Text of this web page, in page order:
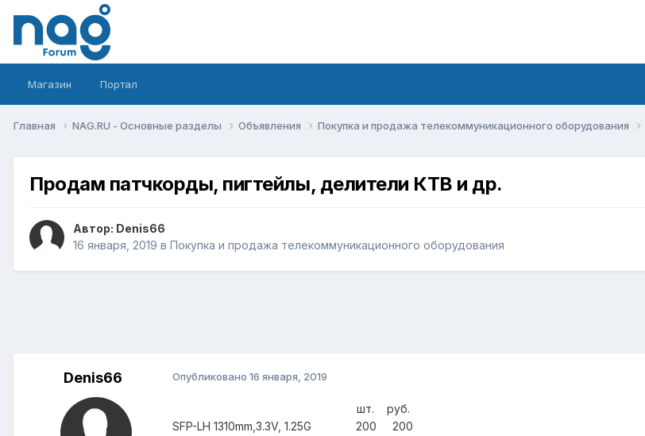
Магазин Портал
Главная NAG.RU - Основные разделы Объявления Покупка и продажа телекоммуникационного оборудования
Продам патчкорды, пигтейлы, делители КТВ и др.
Автор: Denis66
16 января, 2019 в Покупка и продажа телекоммуникационного оборудования
Denis66 Опубликовано 16 января, 2019
шт. руб.
SFP-LH 1310mm,3.3V, 1.25G 200 200